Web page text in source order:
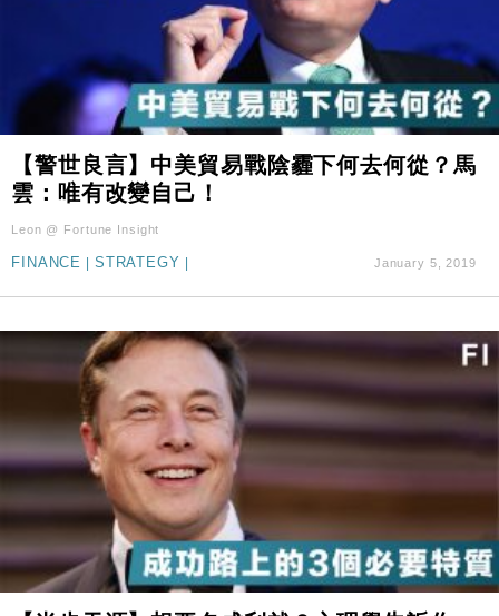
【警世良言】中美貿易戰陰霾下何去何從？馬
雲：唯有改變自己！
Leon @ Fortune Insight
FINANCE STRATEGY January 5, 2019